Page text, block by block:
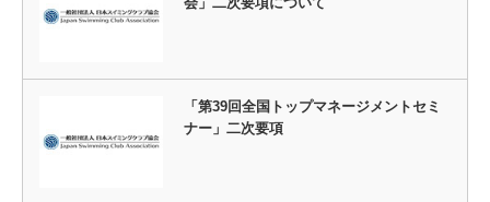
「第39回全国トップマネージメントセミ
ナー」二次要項